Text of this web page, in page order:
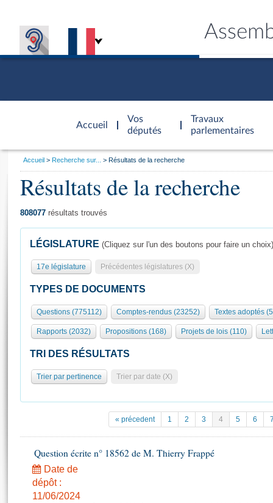
Accueil
d'accueil
Vos
députés
Travaux
parlementaires
Présidence
577 députés
Groupes politiques
Séance publique
Commissions et autres organes
Europe et International
Pétitions
Projets de loi
Propositions de loi
Amendements
Textes adoptés
Général
Rôle et pouvoirs de l'Assemblée
Organisation de l'Assemblée
Présidence Conférence des Présidents Bureau Collège des
Statistiques et chiffres clés
Documents de référence
( Constitution | Règlement de l'Assemblée ... )
Histoire
Juniors
Visiter l'Assemblée
Visite virtuelle du palais Bourbon
Assister à une séance
Contacts et plan d'accès
Photos libres de droit
Vous
Accueil Recherche sur... Résultats de la recherche
Résultats de la recherche
808077 résultats trouvés
LÉGISLATURE (Cliquez sur l'un des boutons pour faire un choix)
17e législature Précédentes législatures (X)
TYPES DE DOCUMENTS
Questions (775112) Comptes-rendus (23252) Textes adoptés
Rapports (2032) Propositions (168) Projets de lois (110)
TRI DES RÉSULTATS
Trier par pertinence Trier par date (X)
« précedent 1 2 3 4 5 6
Question écrite n° 18562 de M. Thierry Frappé
Date de
dépôt :
11/06/2024